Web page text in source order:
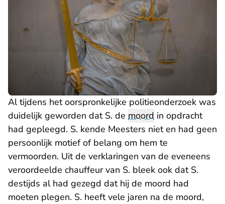
Al tijdens het oorspronkelijke politieonderzoek was
duidelijk geworden dat S. de moord in opdracht
had gepleegd. S. kende Meesters niet en had geen
persoonlijk motief of belang om hem te
vermoorden. Uit de verklaringen van de eveneens
veroordeelde chauffeur van S. bleek ook dat S.
destijds al had gezegd dat hij de moord had
moeten plegen. S. heeft vele jaren na de moord,